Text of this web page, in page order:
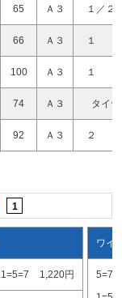
65 Ａ３ １／２
66 Ａ３ １
100 Ａ３ １
74 Ａ３ タイ
92 Ａ３ ２
1
1=5=7 1,220円
ワイ
5=7